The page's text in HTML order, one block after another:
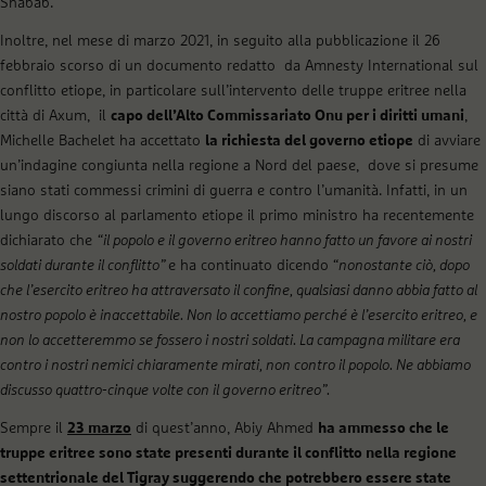
Shabab.
Inoltre, nel mese di marzo 2021, in seguito alla pubblicazione il 26
febbraio scorso di un documento redatto da Amnesty International sul
conflitto etiope, in particolare sull’intervento delle truppe eritree nella
città di Axum, il capo dell’Alto Commissariato Onu per i diritti umani
Michelle Bachelet ha accettato la richiesta del governo etiope di avviare
un’indagine congiunta nella regione a Nord del paese, dove si presume
siano stati commessi crimini di guerra e contro l’umanità. Infatti, in un
lungo discorso al parlamento etiope il primo ministro ha recentemente
dichiarato che “il popolo e il governo eritreo hanno fatto un favore ai nostri
soldati durante il conflitto” e ha continuato dicendo “nonostante ciò, dopo
che l’esercito eritreo ha attraversato il confine, qualsiasi danno abbia fatto al
nostro popolo è inaccettabile. Non lo accettiamo perché è l’esercito eritreo, e
non lo accetteremmo se fossero i nostri soldati. La campagna militare era
contro i nostri nemici chiaramente mirati, non contro il popolo. Ne abbiamo
discusso quattro-cinque volte con il governo eritreo”.
Sempre il 23 marzo di quest’anno, Abiy Ahmed
ha ammesso che le
truppe eritree sono state presenti durante il conflitto nella regione
settentrionale del Tigray suggerendo che potrebbero essere state